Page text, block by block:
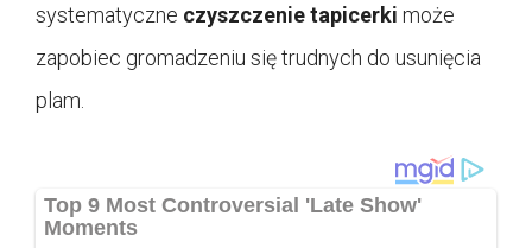
systematyczne czyszczenie tapicerki może
zapobiec gromadzeniu się trudnych do usunięcia
plam.